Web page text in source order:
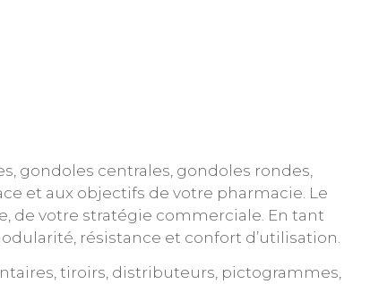
gondoles centrales, gondoles rondes,
et aux objectifs de votre pharmacie. Le
de votre stratégie commerciale. En tant
résistance et confort d’utilisation.
tiroirs, distributeurs, pictogrammes,